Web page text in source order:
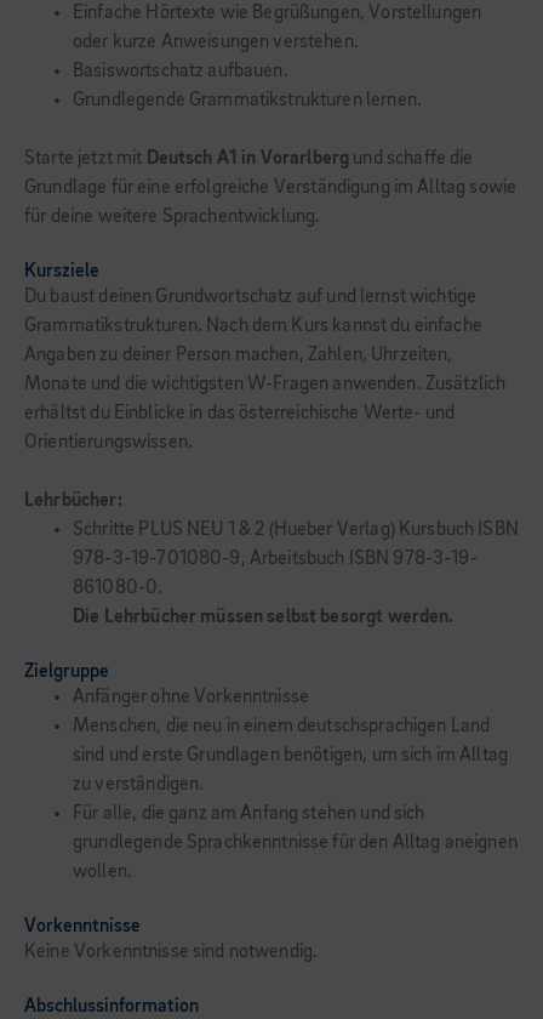
Einfache Hörtexte wie Begrüßungen, Vorstellungen
oder kurze Anweisungen verstehen.
Basiswortschatz aufbauen.
Grundlegende Grammatikstrukturen lernen.
Starte jetzt mit Deutsch A1 in Vorarlberg und schaffe die
Grundlage für eine erfolgreiche Verständigung im Alltag sowie
für deine weitere Sprachentwicklung.
Kursziele
Du baust deinen Grundwortschatz auf und lernst wichtige
Grammatikstrukturen. Nach dem Kurs kannst du einfache
Angaben zu deiner Person machen, Zahlen, Uhrzeiten,
Monate und die wichtigsten W-Fragen anwenden. Zusätzlich
erhältst du Einblicke in das österreichische Werte- und
Orientierungswissen.
Lehrbücher:
Schritte PLUS NEU 1 & 2 (Hueber Verlag) Kursbuch ISBN
978-3-19-701080-9, Arbeitsbuch ISBN 978-3-19-
861080-0.
Die Lehrbücher müssen selbst besorgt werden.
Zielgruppe
Anfänger ohne Vorkenntnisse
Menschen, die neu in einem deutschsprachigen Land
sind und erste Grundlagen benötigen, um sich im Alltag
zu verständigen.
Für alle, die ganz am Anfang stehen und sich
grundlegende Sprachkenntnisse für den Alltag aneignen
wollen.
Vorkenntnisse
Keine Vorkenntnisse sind notwendig.
Abschlussinformation